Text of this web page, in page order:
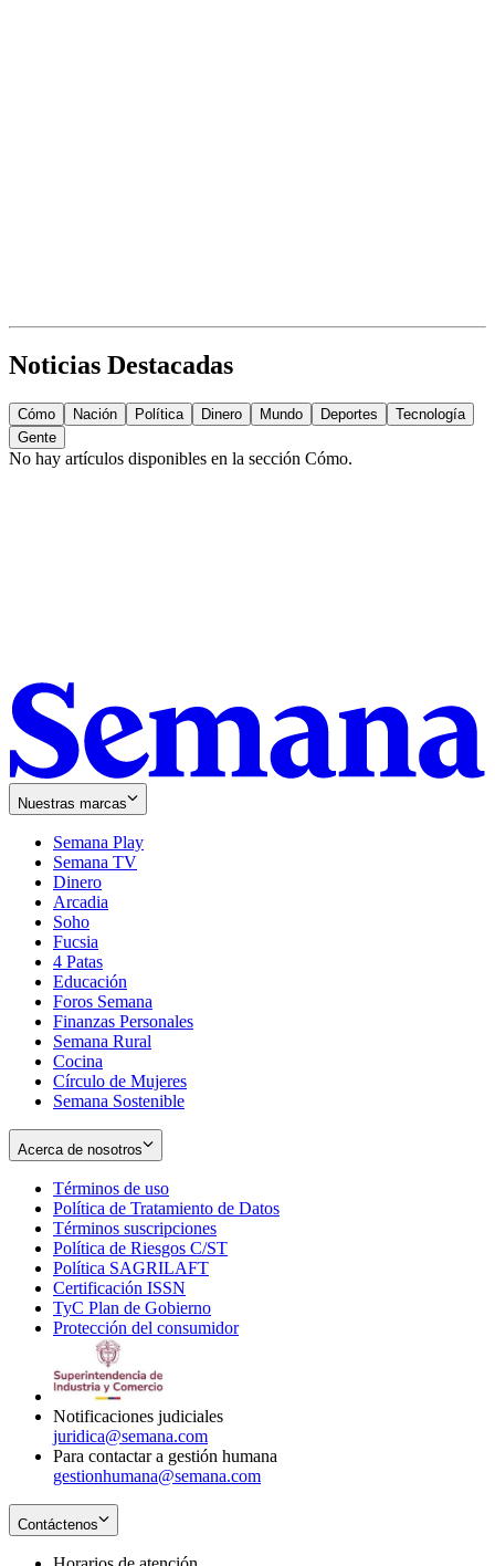
Noticias Destacadas
Cómo Nación Política Dinero Mundo Deportes
Tecnología
Gente
No hay artículos disponibles en la sección Cómo.
Nuestras marcas
Semana Play
Semana TV
Dinero
Arcadia
Soho
in
new
window
Fucsia
in
new
window
4 Patas
Educación
Foros Semana
Finanzas Personales
Semana Rural
Cocina
Círculo de Mujeres
Semana Sostenible
Acerca de nosotros
Términos de uso
in
new
window
Política de Tratamiento de Datos
Términos suscripciones
in
Política de Riesgos C/ST
Política SAGRILAFT
new
window
Certificación ISSN
in
new
TyC Plan de Gobierno
in
Protección del consumidorOpens
Notificaciones judiciales
juridica@semana.com
Para contactar a gestión humana
gestionhumana@semana.com
Contáctenos